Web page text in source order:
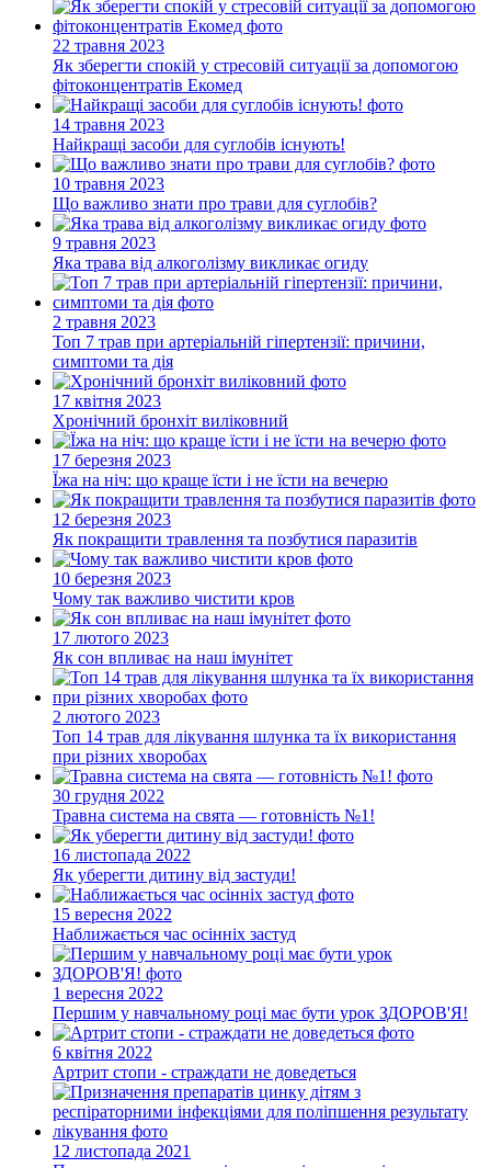
22 травня 2023
Як зберегти спокій у стресовій ситуації за допомогою
фітоконцентратів Екомед
14 травня 2023
Найкращі засоби для суглобів існують!
10 травня 2023
Що важливо знати про трави для суглобів?
9 травня 2023
Яка трава від алкоголізму викликає огиду
2 травня 2023
Топ 7 трав при артеріальній гіпертензії: причини,
симптоми та дія
17 квітня 2023
Хронічний бронхіт виліковний
17 березня 2023
Їжа на ніч: що краще їсти і не їсти на вечерю
12 березня 2023
Як покращити травлення та позбутися паразитів
10 березня 2023
Чому так важливо чистити кров
17 лютого 2023
Як сон впливає на наш імунітет
2 лютого 2023
Топ 14 трав для лікування шлунка та їх використання
при різних хворобах
30 грудня 2022
Травна система на свята — готовність №1!
16 листопада 2022
Як уберегти дитину від застуди!
15 вересня 2022
Наближається час осінніх застуд
1 вересня 2022
Першим у навчальному році має бути урок ЗДОРОВ'Я!
6 квітня 2022
Артрит стопи - страждати не доведеться
12 листопада 2021